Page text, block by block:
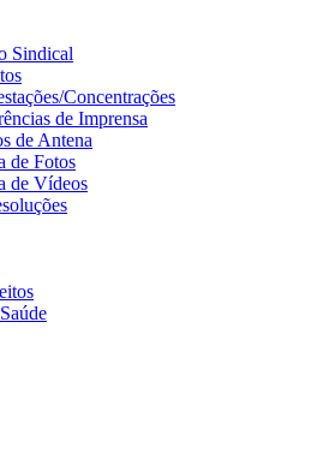
Sindical
Concentrações
de Imprensa
de Antena
de Fotos
de Vídeos